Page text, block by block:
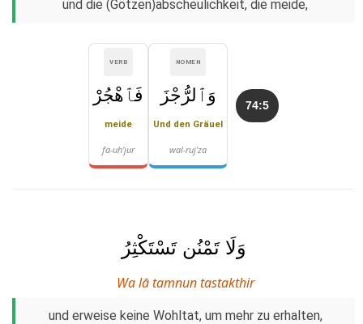
und die (Götzen)abscheulichkeit, die meide,
74:5
NOMEN
وَٱلرُّجْزَ
Und den Gräuel
wal-ruj'za
VERB
فَٱهْجُرْ
meide
fa-uh'jur
وَلَا تَمْنُن تَسْتَكْثِرُ
Wa lā tamnun tastakthir
und erweise keine Wohltat, um mehr zu erhalten,